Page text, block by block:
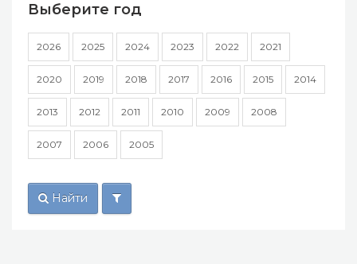
Выберите год
2026 2025 2024 2023 2022 2021
2020 2019 2018 2017 2016 2015 2014
2013 2012 2011 2010 2009 2008
2007 2006 2005
Найти